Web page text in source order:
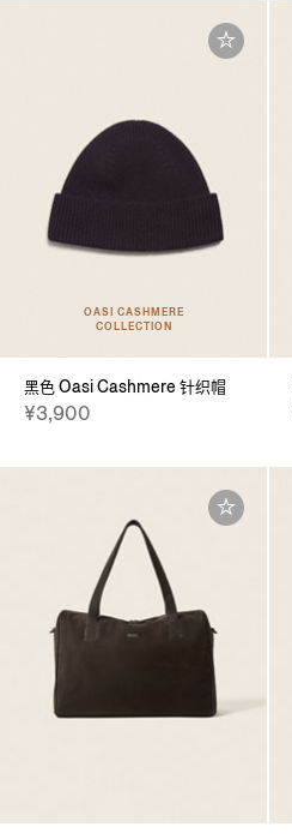
OASI CASHMERE
COLLECTION
黑色 Oasi Cashmere 针织帽
¥3,900